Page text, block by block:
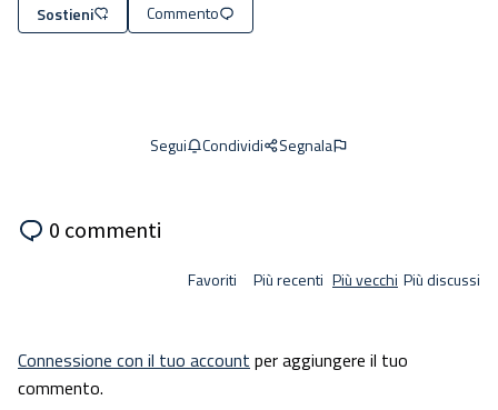
Sostieni Commento
Segui Condividi Segnala
0 commenti
Favoriti Più recenti Più vecchi Più discussi
Connessione con il tuo account per aggiungere il tuo
commento.